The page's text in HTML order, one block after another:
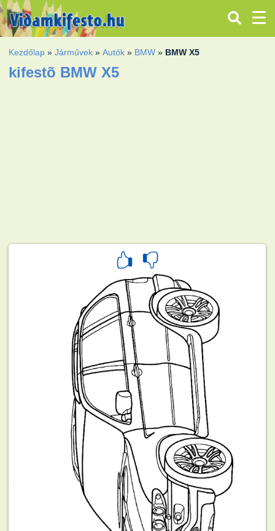
Kezdőlap »Járművek »Autók » BMW » BMW X5
kifestõ BMW X5